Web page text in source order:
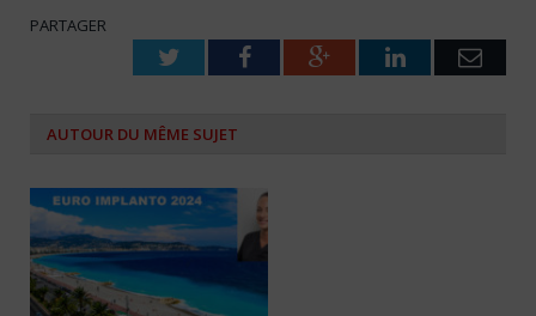
PARTAGER
TwitterFacebookGoogle+LinkedIn
AUTOUR DU MÊME SUJET